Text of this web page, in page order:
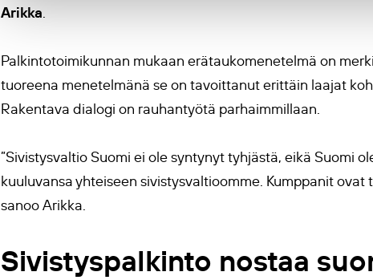
Arikka.
Palkintotoimikunnan mukaan erätaukomenetelmä on
tuoreena menetelmänä se on tavoittanut erittäin laajat
Rakentava dialogi on rauhantyötä parhaimmillaan.
”Sivistysvaltio Suomi ei ole syntynyt tyhjästä, eikä Suomi
kuuluvansa yhteiseen sivistysvaltioomme. Kumppanit
sanoo Arikka.
Sivistyspalkinto nostaa